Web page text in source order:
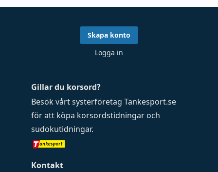
Gillar du korsord?
Besök vårt systerföretag Tankesport.se
för att köpa korsordstidningar och
sudokutidningar.
Kontakt
Skapa konto
Logga in